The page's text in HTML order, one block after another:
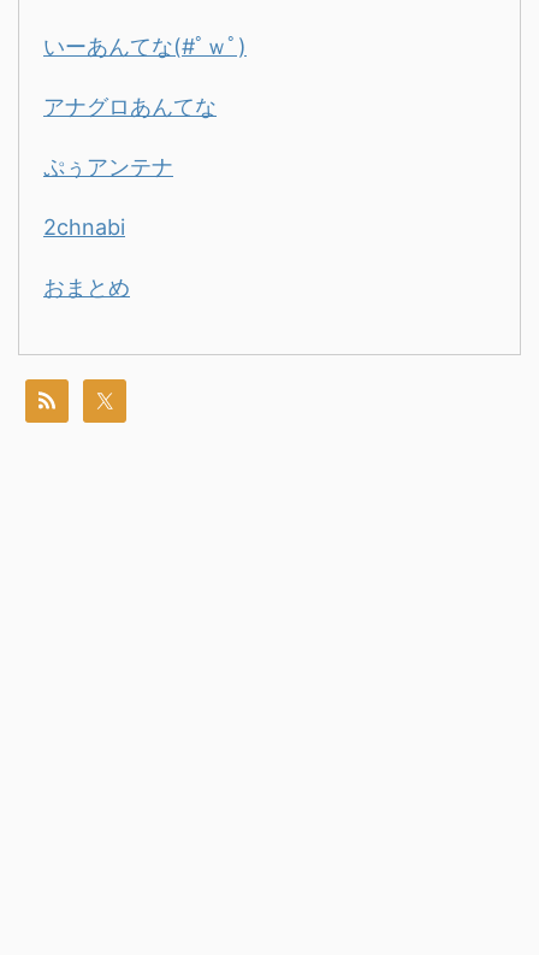
いーあんてな(#ﾟｗﾟ)
アナグロあんてな
ぷぅアンテナ
2chnabi
おまとめ